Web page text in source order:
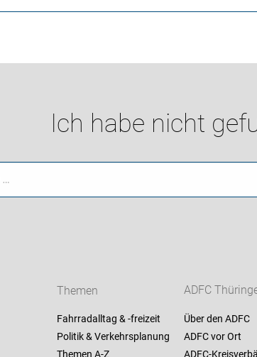
Ich habe nicht
Themen
Fahrradalltag & -freizeit
Politik & Verkehrsplanung
Themen A-Z
ADFC
Über den ADFC
ADFC vor Ort
ADFC-